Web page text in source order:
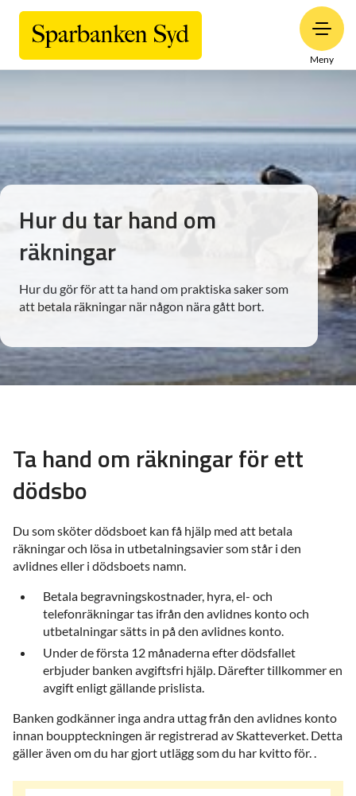
Meny
Hur du tar hand om
räkningar
Hur du gör för att ta hand om praktiska saker som
att betala räkningar när någon nära gått bort.
Ta hand om räkningar för ett
dödsbo
Du som sköter dödsboet kan få hjälp med att betala
räkningar och lösa in utbetalningsavier som står i den
avlidnes eller i dödsboets namn.
Betala begravningskostnader, hyra, el- och
telefonräkningar tas ifrån den avlidnes konto och
utbetalningar sätts in på den avlidnes konto.
Under de första 12 månaderna efter dödsfallet
erbjuder banken avgiftsfri hjälp. Därefter tillkommer en
avgift enligt gällande prislista.
Banken godkänner inga andra uttag från den avlidnes konto
innan bouppteckningen är registrerad av Skatteverket. Detta
gäller även om du har gjort utlägg som du har kvitto för. .